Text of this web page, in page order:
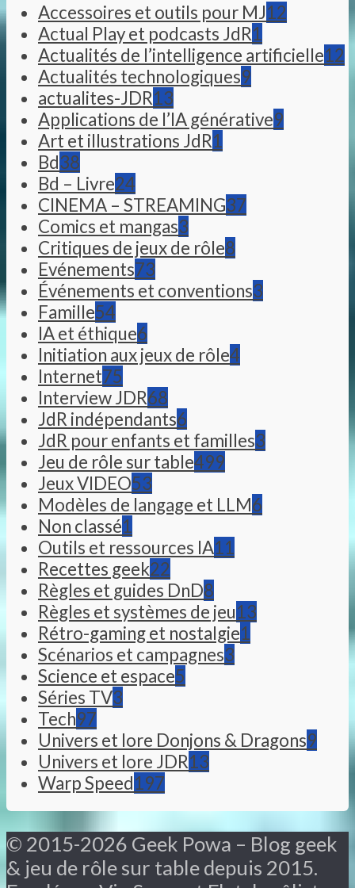
Accessoires et outils pour MJ12
Actual Play et podcasts JdR1
Actualités de l’intelligence artificielle12
Actualités technologiques9
actualites-JDR13
Applications de l’IA générative9
Art et illustrations JdR1
Bd38
Bd – Livre24
CINEMA – STREAMING37
Comics et mangas3
Critiques de jeux de rôle8
Evénements73
Événements et conventions3
Famille54
IA et éthique6
Initiation aux jeux de rôle4
Internet75
Interview JDR68
JdR indépendants6
JdR pour enfants et familles3
Jeu de rôle sur table499
Jeux VIDEO53
Modèles de langage et LLM6
Non classé1
Outils et ressources IA11
Recettes geek22
Règles et guides DnD8
Règles et systèmes de jeu13
Rétro-gaming et nostalgie1
Scénarios et campagnes3
Science et espace5
Séries TV3
Tech97
Univers et lore Donjons & Dragons9
Univers et lore JDR13
Warp Speed197
© 2015-2026 Geek Powa – Blog geek
& jeu de rôle sur table depuis 2015.